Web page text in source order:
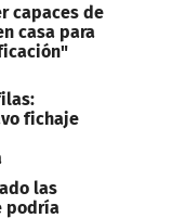
capaces de
casa para
fichaje
las
podría